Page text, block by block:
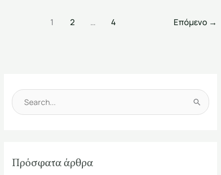
1 2 … 4 Επόμενο →
Α
ή
Πρόσφατα άρθρα